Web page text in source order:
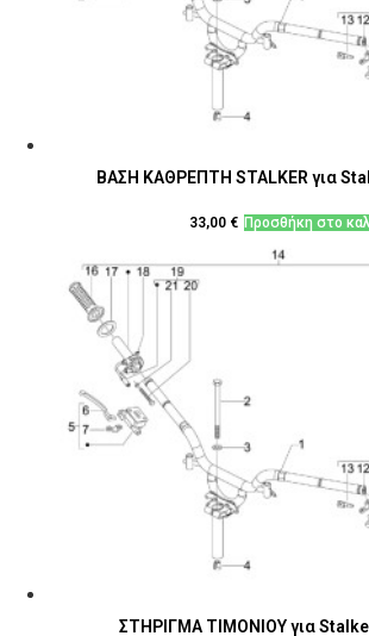
ΒΑΣΗ ΚΑΘΡΕΠΤΗ STALKER για
33,00 € Προσθήκη στο
ΣΤΗΡΙΓΜΑ ΤΙΜΟΝΙΟΥ για